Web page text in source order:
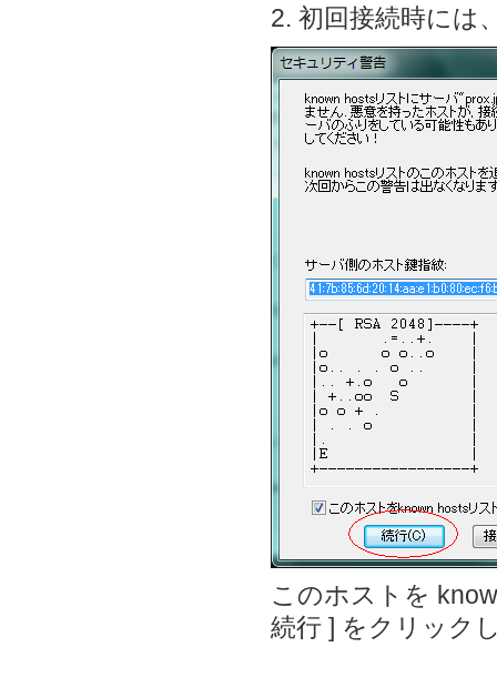
2. 初回接続時には
このホストを
続行 ] をクリック